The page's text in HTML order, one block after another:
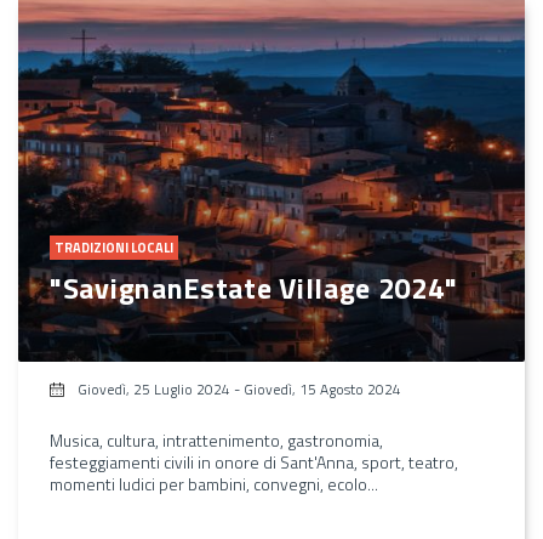
TRADIZIONI LOCALI
"SavignanEstate Village 2024"
Giovedì, 25 Luglio 2024 - Giovedì, 15 Agosto 2024
Musica, cultura, intrattenimento, gastronomia,
festeggiamenti civili in onore di Sant'Anna, sport, teatro,
momenti ludici per bambini, convegni, ecolo...